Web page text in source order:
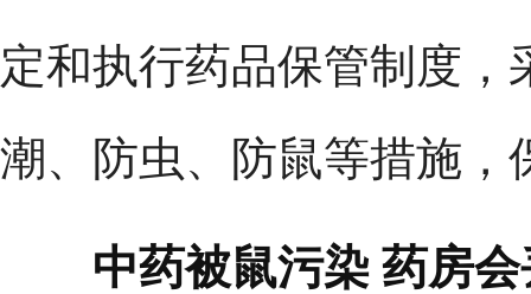
定和执行药品保管制度
潮、防虫、防鼠等措施，
中药被鼠污染 药房